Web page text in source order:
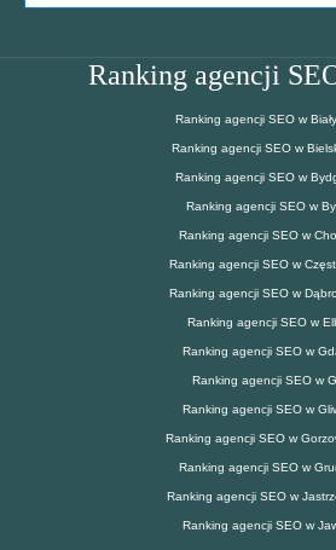
Ranking agencji
Ranking agencji SEO w
Ranking agencji SEO w
Ranking agencji SEO w
Ranking agencji SEO w
Ranking agencji SEO w
Ranking agencji SEO w
Ranking agencji SEO w
Ranking agencji SEO w
Ranking agencji SEO w
Ranking agencji SEO w
Ranking agencji SEO w
Ranking agencji SEO w
Ranking agencji SEO w
Ranking agencji SEO w
Ranking agencji SEO w